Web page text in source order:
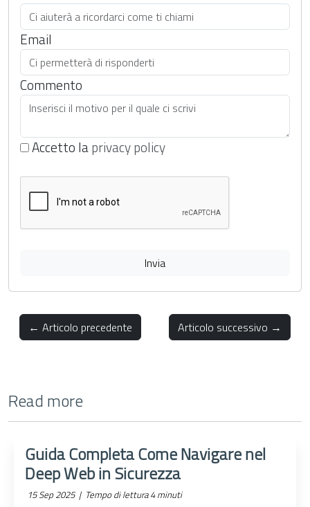
Email
Commento
Accetto laprivacy policy
Invia
← Articolo precedente Articolo successivo →
Read more
Guida Completa Come Navigare nel
Deep Web in Sicurezza
15 Sep 2025 | Tempo di lettura 4 minuti